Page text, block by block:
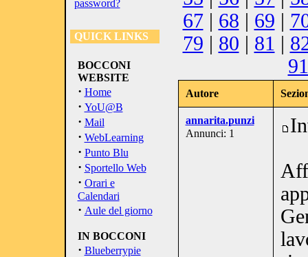
password?
QUICK LINKS
BOCCONI
WEBSITE
· Home
· YoU@B
· Mail
· WebLearning
· Punto Blu
· Sportello Web
· Orari e
Calendari
· Aule del giorno
IN BOCCONI
· Blueberrypie
67| 68 | 69 |
79 | 80 | 81 |
91
Autore
annarita.punzi
Annunci: 1